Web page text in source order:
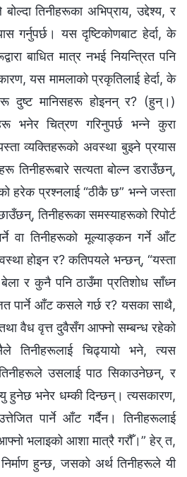
तिनीहरूका अभिप्राय, उद्देश्य, र
गर्नुपर्छ। यस दृष्टिकोणबाट हेर्दा, के
बाधित मात्र नभई नियन्त्रित पनि
यस मामलाको प्रकृतिलाई हेर्दा, के
दुष्ट मानिसहरू होइनन् र? (हुन्।)
भनेर चित्रण गरिनुपर्छ भन्ने कुरा
व्यक्तिहरूको अवस्था बुझ्ने प्रयास
तिनीहरूबारे सत्यता बोल्न डराउँछन्,
हरेक प्रश्नलाई “ठीकै छ” भन्ने जस्ता
तिनीहरूका समस्याहरूको रिपोर्ट
वा तिनीहरूको मूल्याङ्कन गर्ने आँट
होइन र? कतिपयले भन्छन्, “यस्ता
र कुनै पनि ठाउँमा प्रतिशोध साँध्न
पार्ने आँट कसले गर्छ र? यसका साथै,
वैध वृत्त दुवैसँग आफ्नो सम्बन्ध रहेको
तिनीहरूलाई चिढ्यायो भने, त्यस
उसलाई पाठ सिकाउनेछन्, र
हुनेछ भनेर धम्की दिन्छन्। त्यसकारण,
पार्ने आँट गर्दैन। तिनीहरूलाई
भलाइको आशा मात्रै गरौँ।” हेर् त,
निर्माण हुन्छ, जसको अर्थ तिनीहरूले यी